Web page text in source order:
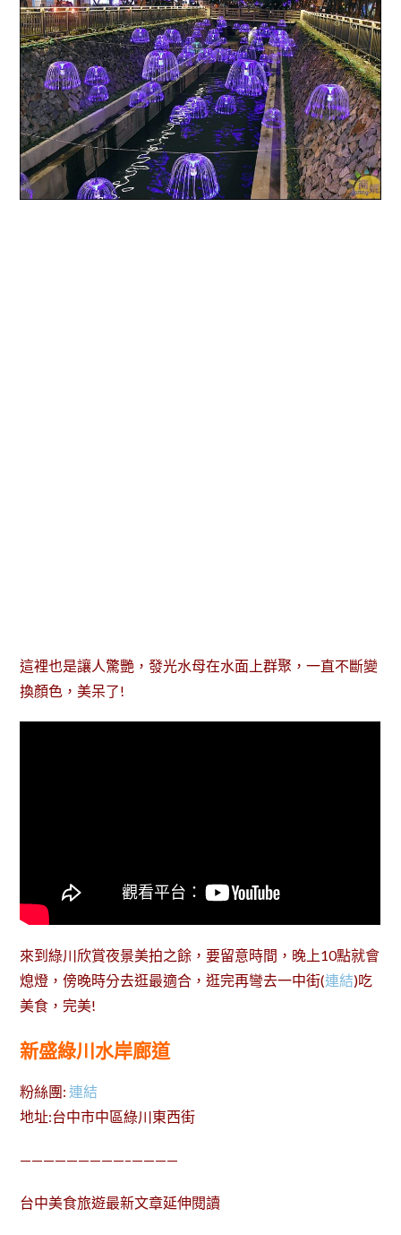
這裡也是讓人驚艷，發光水母在水面上群聚，一直不斷變
換顏色，美呆了!
來到綠川欣賞夜景美拍之餘，要留意時間，晚上10點就會
熄燈，傍晚時分去逛最適合，逛完再彎去一中街(連結)吃
美食，完美!
新盛綠川水岸廊道
粉絲團:連結
地址:台中市中區綠川東西街
—————————–————
台中美食旅遊最新文章延伸閱讀